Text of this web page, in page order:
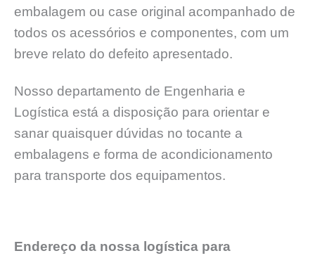
embalagem ou case original acompanhado de
todos os acessórios e componentes, com um
breve relato do defeito apresentado.
Nosso departamento de Engenharia e
Logística está a disposição para orientar e
sanar quaisquer dúvidas no tocante a
embalagens e forma de acondicionamento
para transporte dos equipamentos.
Endereço da nossa logística para